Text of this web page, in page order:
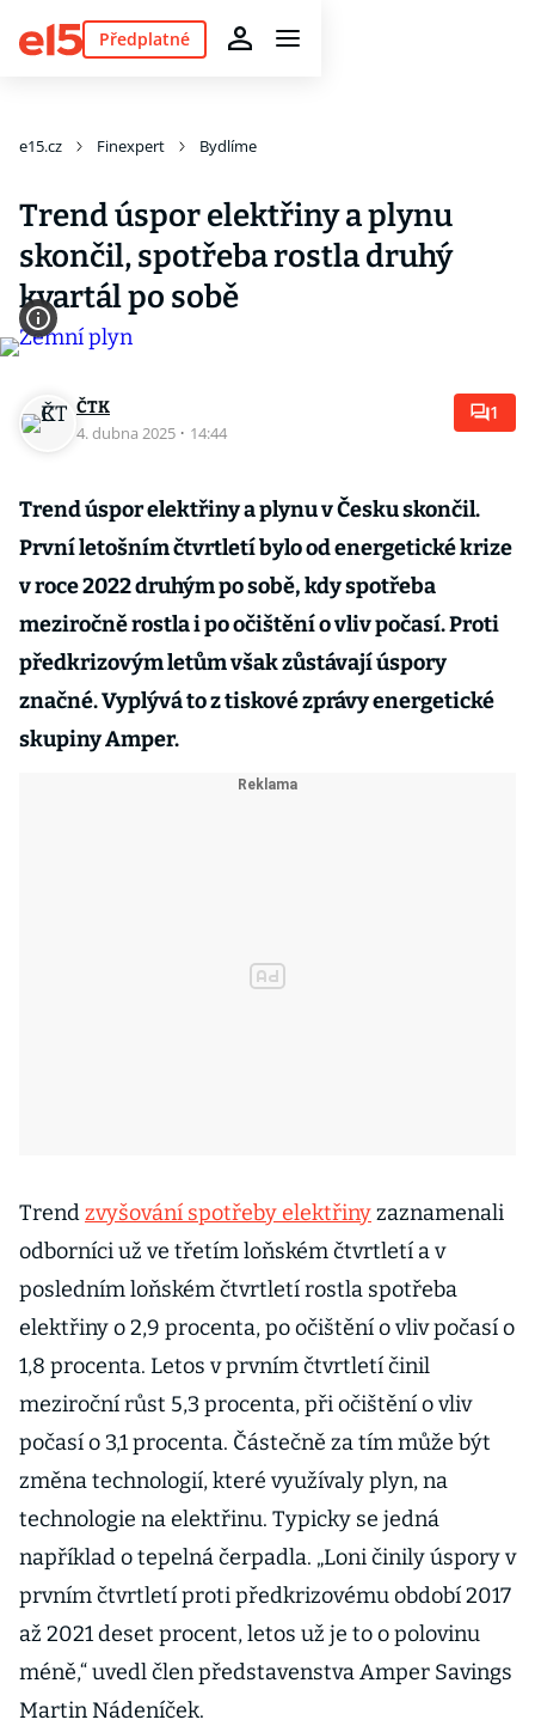
Předplatné
e15.cz Finexpert Bydlíme
Trend úspor elektřiny a plynu
skončil, spotřeba rostla druhý
kvartál po sobě
ČTK
4. dubna 2025 · 14:44
1
Trend úspor elektřiny a plynu v Česku skončil.
První letošním čtvrtletí bylo od energetické krize
v roce 2022 druhým po sobě, kdy spotřeba
meziročně rostla i po očištění o vliv počasí. Proti
předkrizovým letům však zůstávají úspory
značné. Vyplývá to z tiskové zprávy energetické
skupiny Amper.
Trendzvyšování spotřeby elektřinyzaznamenali
odborníci už ve třetím loňském čtvrtletí a v
posledním loňském čtvrtletí rostla spotřeba
elektřiny o 2,9 procenta, po očištění o vliv počasí o
1,8 procenta. Letos v prvním čtvrtletí činil
meziroční růst 5,3 procenta, při očištění o vliv
počasí o 3,1 procenta. Částečně za tím může být
změna technologií, které využívaly plyn, na
technologie na elektřinu. Typicky se jedná
například o tepelná čerpadla. „Loni činily úspory v
prvním čtvrtletí proti předkrizovému období 2017
až 2021 deset procent, letos už je to o polovinu
méně,“ uvedl člen představenstva Amper Savings
Martin Nádeníček.